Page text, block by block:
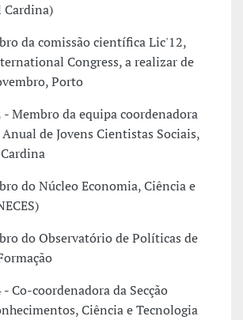
Cardina)
da comissão científica Lic'12,
Congress, a realizar de
Porto
- Membro da equipa coordenadora
de Jovens Cientistas Sociais,
do Núcleo Economia, Ciência e
do Observatório de Políticas de
Co-coordenadora da Secção
Ciência e Tecnologia